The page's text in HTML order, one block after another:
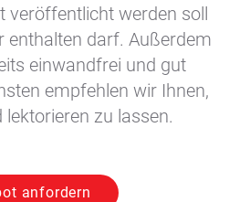
veröffentlicht werden soll
enthalten darf. Außerdem
einwandfrei und gut
empfehlen wir Ihnen,
zu lassen.
anfordern